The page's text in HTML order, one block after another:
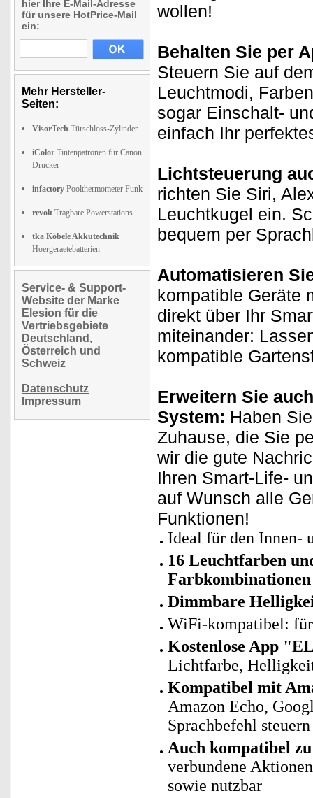
hier Ihre E-Mail-Adresse
für unsere HotPrice-Mail
ein:
Mehr Hersteller-
Seiten:
VisorTech Türschloss-Zylinder
iColor Tintenpatronen für Canon
Drucker
infactory Poolthermometer Funk
revolt Tragbare Powerstations
tka Köbele Akkutechnik
Hoergeraetebatterien
Service- & Support-
Website der Marke
Elesion für die
Vertriebsgebiete
Deutschland,
Österreich und
Schweiz
Datenschutz
Impressum
wollen!
Behalten Sie per
Steuern Sie auf
Leuchtmodi,
sogar Einschalt-
einfach Ihr
Lichtsteuerung
richten Sie Siri,
Leuchtkugel ein.
bequem per
Automatisieren
kompatible Geräte
direkt über Ihr
miteinander:
kompatible
Erweitern Sie
System: Haben
Zuhause, die Sie
wir die gute
Ihren Smart-Life-
auf Wunsch alle
Funktionen!
Ideal für den Innen-
16 Leuchtfarben
Dimmbare
WiFi-kompatibel:
Kostenlose App
Lichtfarbe,
Kompatibel mit
Amazon Echo,
Sprachbefehl steuern
Auch kompatibel
verbundene
sowie nutzbar